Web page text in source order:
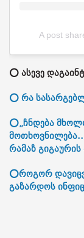
A post
⭕ ასევე
⭕ რა
⭕„ჩნდება
რამაზ
⭕როგორ
გაზარდოს